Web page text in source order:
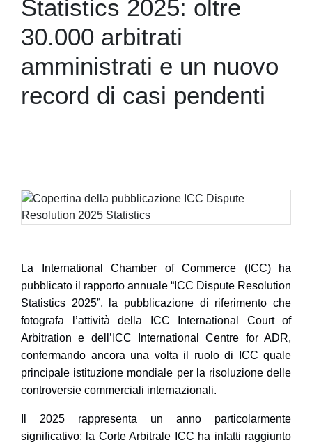
Statistics 2025: oltre
30.000 arbitrati
amministrati e un nuovo
record di casi pendenti
La International Chamber of Commerce (ICC)ha
pubblicato il rapporto annuale “ICC Dispute Resolution
Statistics 2025”, la pubblicazione di riferimento che
fotografa l’attività della
ICC International Court of
Arbitration e dell’ ICC International Centre for ADR,
confermando ancora una volta il ruolo di ICC quale
principale istituzione mondiale per la risoluzione delle
controversie commerciali internazionali.
Il 2025 rappresenta un anno particolarmente
significativo: la Corte Arbitrale ICC ha infatti raggiunto